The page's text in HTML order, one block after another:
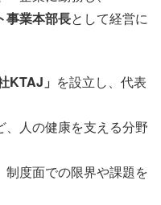
事業本部長として経営に
KTAJ」 を設立し、代表
人の健康を支える分野
制度面での限界や課題を